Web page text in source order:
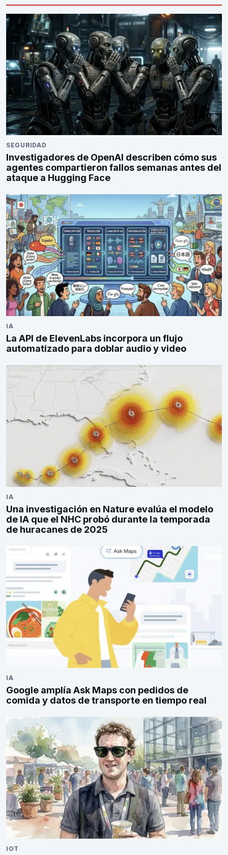
SEGURIDAD
Investigadores de OpenAI describen cómo sus
agentes compartieron fallos semanas antes del
ataque a Hugging Face
IA
La API de ElevenLabs incorpora un flujo
automatizado para doblar audio y video
IA
Una investigación en Nature evalúa el modelo
de IA que el NHC probó durante la temporada
de huracanes de 2025
IA
Google amplía Ask Maps con pedidos de
comida y datos de transporte en tiempo real
IOT